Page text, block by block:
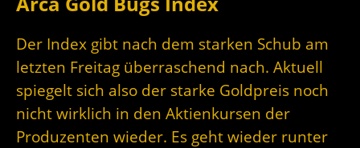
Der Index gibt nach dem starken Schub am
letzten Freitag überraschend nach. Aktuell
spiegelt sich also der starke Goldpreis noch
nicht wirklich in den Aktienkursen der
Produzenten wieder. Es geht wieder runter